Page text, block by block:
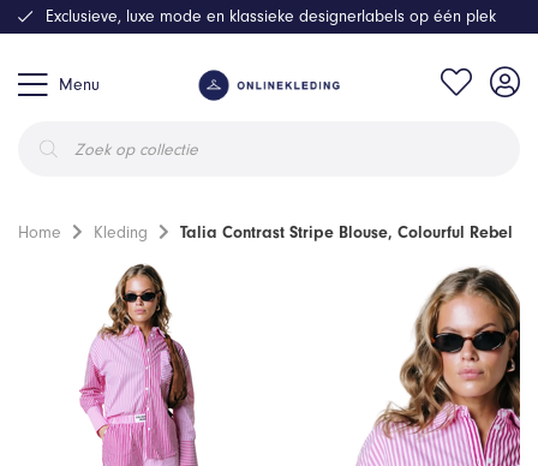
Menu
zoeken
Exclusieve, luxe mode en klassieke designerlabels op één plek
Home Kleding Talia Contrast Stripe Blouse, Colourful Rebel